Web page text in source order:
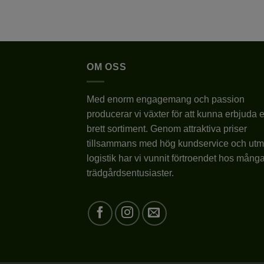
OM OSS
Med enorm engagemang och passion
producerar vi växter för att kunna erbjuda
brett sortiment. Genom attraktiva priser
tillsammans med hög kundservice och
logistik har vi vunnit förtroendet hos många
trädgårdsentusiaster.